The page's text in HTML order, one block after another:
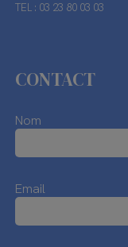
TEL : 03 23 80 03 03
CONTACT
Nom
Email